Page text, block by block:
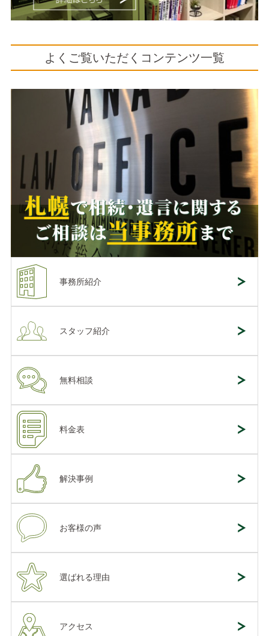
よくご覧いただくコンテンツ一覧
事務所紹介
スタッフ紹介
無料相談
料金表
解決事例
お客様の声
選ばれる理由
アクセス